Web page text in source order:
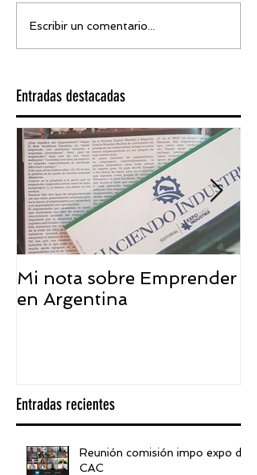
Escribir un comentario...
Entradas destacadas
Mi nota sobre Emprender
en Argentina
Entradas recientes
Reunión comisión impo expo de
CAC